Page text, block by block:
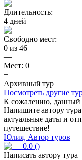
Длительность:
4 дней
Свободно мест:
0 из 46
—
Мест: 0
+
Архивный тур
Посмотреть другие
К сожалению, данный
Напишите автору
актуальные даты и
путешествие!
Юлия, Автор туров
0.0 ()
Написать автору тура